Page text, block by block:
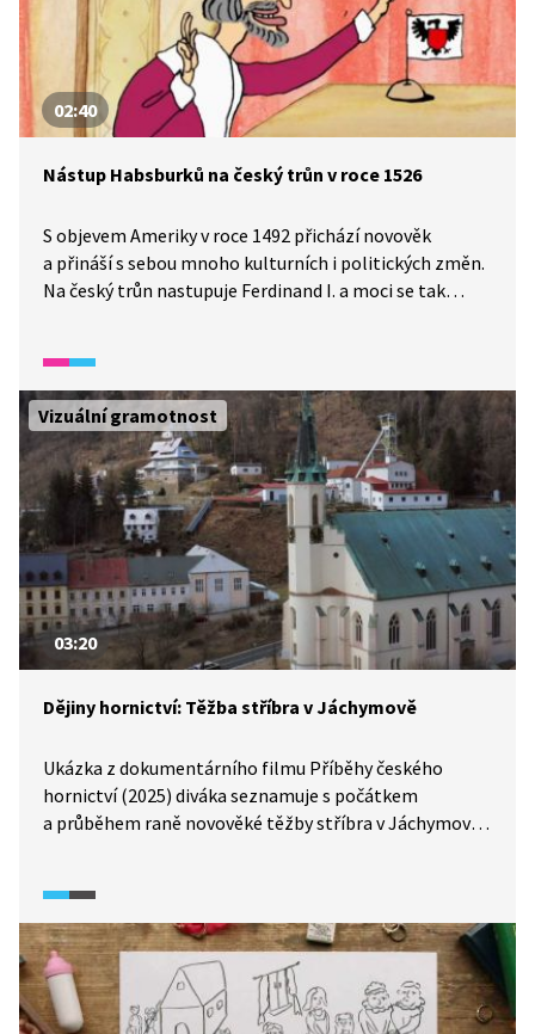
02:40
Nástup Habsburků na český trůn v roce 1526
S objevem Ameriky v roce 1492 přichází novověk
a přináší s sebou mnoho kulturních i politických změn.
Na český trůn nastupuje Ferdinand I. a moci se tak
Vizuální gramotnost
03:20
Dějiny hornictví: Těžba stříbra v Jáchymově
Ukázka z dokumentárního filmu Příběhy českého
hornictví (2025) diváka seznamuje s počátkem
a průběhem raně novověké těžby stříbra v Jáchymově.
ale také významné osobnosti tehdejší Evropy.